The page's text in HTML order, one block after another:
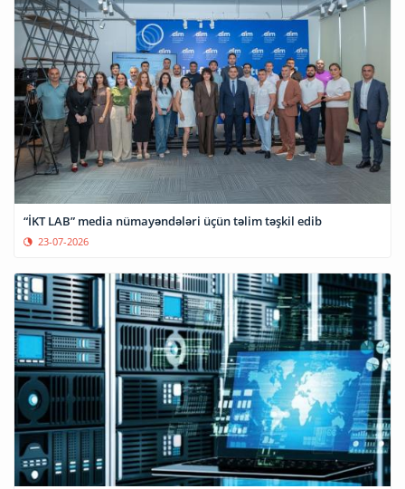
“İKT LAB” media nümayəndələri üçün təlim təşkil edib
23-07-2026